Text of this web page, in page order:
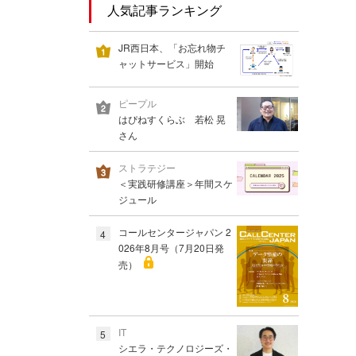
人気記事ランキング
JR西日本、「お忘れ物チ
ャットサービス」開始
ピープル
はぴねすくらぶ 若松 晃
さん
ストラテジー
＜実践研修講座＞年間スケ
ジュール
4
コールセンタージャパン 2
026年8月号（7月20日発
売）
5
IT
シエラ・テクノロジーズ・